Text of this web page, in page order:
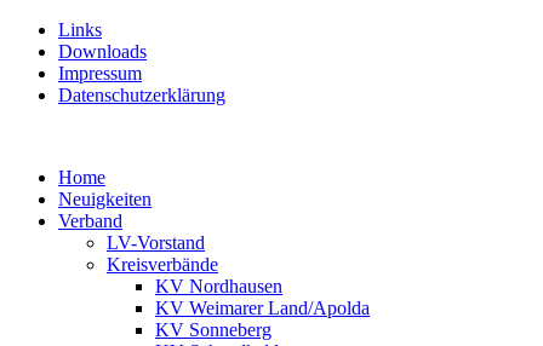
Links
Downloads
Impressum
Datenschutzerklärung
Home
Neuigkeiten
Verband
LV-Vorstand
Kreisverbände
KV Nordhausen
KV Weimarer Land/Apolda
KV Sonneberg